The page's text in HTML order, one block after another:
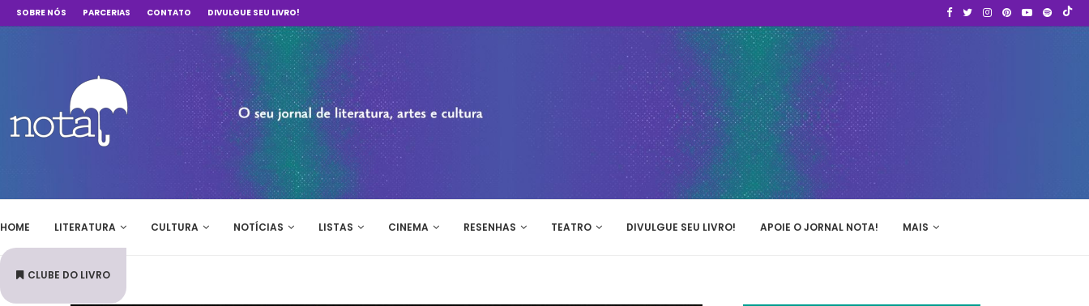
SOBRE NÓS PARCERIAS CONTATO DIVULGUE SEU LIVRO!
HOME LITERATURA CULTURA NOTÍCIAS LISTAS CINEMA RESENHAS TEATRO DIVULGUE SEU LIVRO! APOIE O JORNAL NOTA! MAIS
CLUBE DO LIVRO